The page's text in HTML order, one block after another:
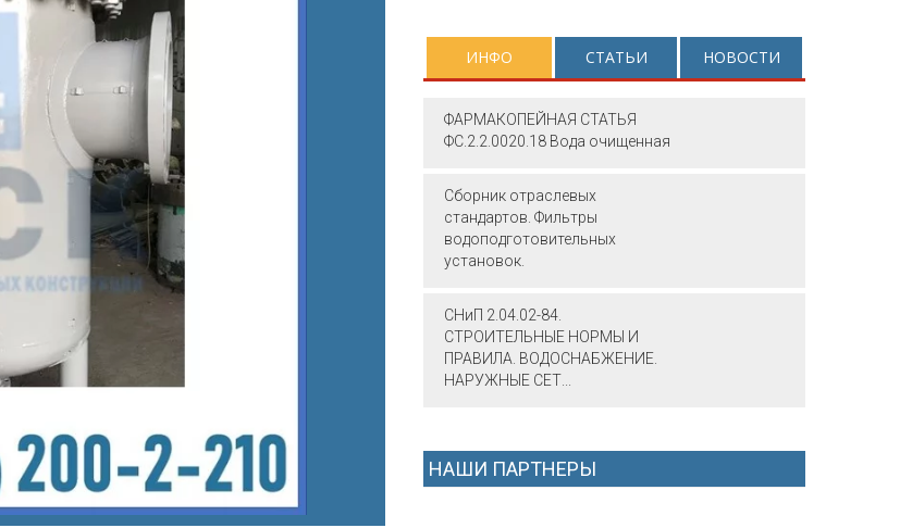
ИНФО СТАТЬИ НОВОСТИ
ФАРМАКОПЕЙНАЯ СТАТЬЯ
ФС.2.2.0020.18 Вода очищенная
Сборник отраслевых
стандартов. Фильтры
водоподготовительных
установок.
СНиП 2.04.02-84.
СТРОИТЕЛЬНЫЕ НОРМЫ И
ПРАВИЛА. ВОДОСНАБЖЕНИЕ.
НАРУЖНЫЕ СЕТ...
НАШИ ПАРТНЕРЫ